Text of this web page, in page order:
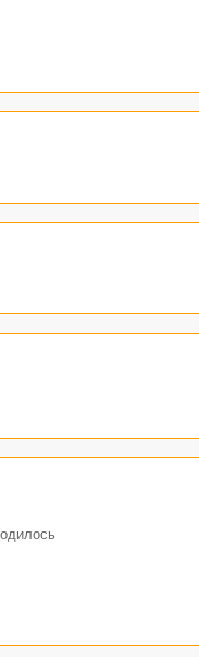
Но вы это